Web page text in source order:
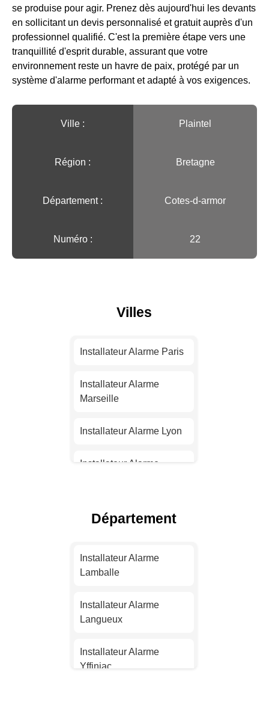
se produise pour agir. Prenez dès aujourd'hui les devants
en sollicitant un devis personnalisé et gratuit auprès d'un
professionnel qualifié. C'est la première étape vers une
tranquillité d'esprit durable, assurant que votre
environnement reste un havre de paix, protégé par un
système d'alarme performant et adapté à vos exigences.
Ville :️ Plaintel
Région :️ Bretagne
Département : Cotes-d-armor
Numéro : 22
Villes
Installateur Alarme Paris
Installateur Alarme
Marseille
Installateur Alarme Lyon
Installateur Alarme
Installateur Alarme Nice
Nantes
Strasbourg
Montpellier
Département
Installateur Alarme
Lamballe
Installateur Alarme
Langueux
Installateur Alarme
Yffiniac